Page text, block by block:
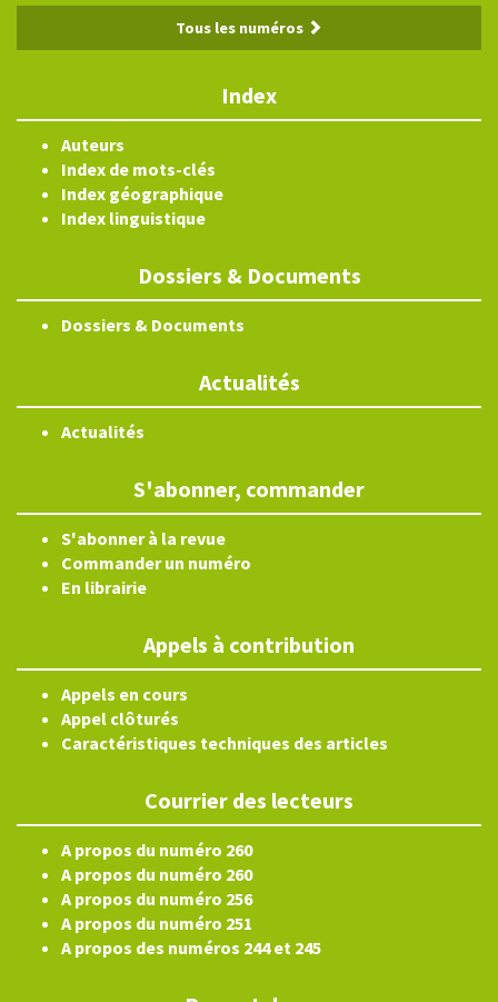
Tous les numéros
Index
Auteurs
Index de mots-clés
Index géographique
Index linguistique
Dossiers & Documents
Dossiers & Documents
Actualités
Actualités
S'abonner, commander
S'abonner à la revue
Commander un numéro
En librairie
Appels à contribution
Appels en cours
Appel clôturés
Caractéristiques techniques des articles
Courrier des lecteurs
A propos du numéro 260
A propos du numéro 260
A propos du numéro 256
A propos du numéro 251
A propos des numéros 244 et 245